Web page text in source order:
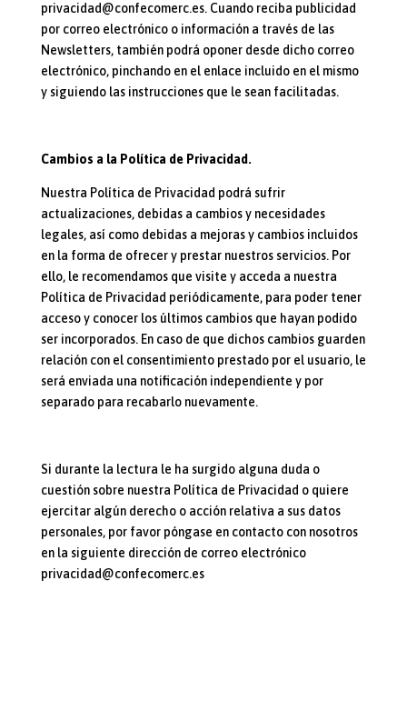
privacidad@confecomerc.es. Cuando reciba publicidad
por correo electrónico o información a través de las
Newsletters, también podrá oponer desde dicho correo
electrónico, pinchando en el enlace incluido en el mismo
y siguiendo las instrucciones que le sean facilitadas.
Cambios a la Política de Privacidad.
Nuestra Política de Privacidad podrá sufrir
actualizaciones, debidas a cambios y necesidades
legales, así como debidas a mejoras y cambios incluidos
en la forma de ofrecer y prestar nuestros servicios. Por
ello, le recomendamos que visite y acceda a nuestra
Política de Privacidad periódicamente, para poder tener
acceso y conocer los últimos cambios que hayan podido
ser incorporados. En caso de que dichos cambios guarden
relación con el consentimiento prestado por el usuario, le
será enviada una notificación independiente y por
separado para recabarlo nuevamente.
Si durante la lectura le ha surgido alguna duda o
cuestión sobre nuestra Política de Privacidad o quiere
ejercitar algún derecho o acción relativa a sus datos
personales, por favor póngase en contacto con nosotros
en la siguiente dirección de correo electrónico
privacidad@confecomerc.es